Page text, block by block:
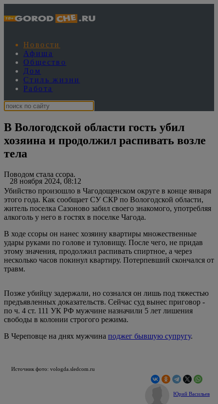
Новости
Афиша
Общество
Дом
Стиль жизни
Работа
В Вологодской области гость убил
хозяина и продолжил распивать возле
тела
28 ноября 2024, 08:12
Поводом стала ссора.
Убийство произошло в Чагодощенском округе в конце января
этого года. Как сообщает СУ СКР по Вологодской области,
житель поселка Сазоново забил своего знакомого, употребляя
алкоголь у него в гостях в поселке Чагода.
В ходе ссоры он нанес хозяину квартиры множественные
удары руками по голове и туловищу. После чего, не придав
этому значения, продолжил распивать спиртное, а через
несколько часов покинул квартиру. Потерпевший скончался от
травм.
Позже убийцу задержали, но сознался он лишь под тяжестью
предъявленных доказательств. Сейчас суд вынес приговор -
по ч. 4 ст. 111 УК РФ мужчине назначили 5 лет лишения
свободы в колонии строгого режима.
В Череповце на днях мужчина поджег бывшую супругу.
Источник фото: vologda.sledcom.ru
Юрий Васильев